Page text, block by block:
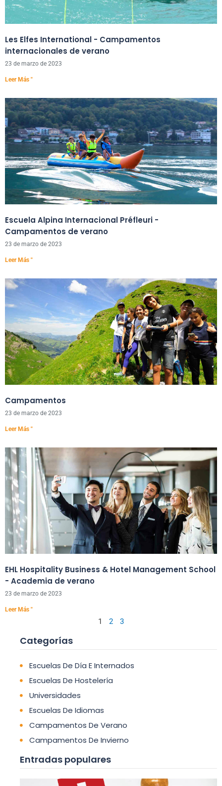
Les Elfes International - Campamentos
internacionales de verano
23 de marzo de 2023
Leer Más "
Escuela Alpina Internacional Préfleuri -
Campamentos de verano
23 de marzo de 2023
Leer Más "
Campamentos
23 de marzo de 2023
Leer Más "
EHL Hospitality Business & Hotel Management School
- Academia de verano
23 de marzo de 2023
Leer Más "
1 2 3
Categorías
Escuelas De Día E Internados
Escuelas De Hostelería
Universidades
Escuelas De Idiomas
Campamentos De Verano
Campamentos De Invierno
Entradas populares